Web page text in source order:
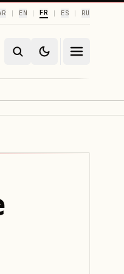
| EN | FR | ES | RU